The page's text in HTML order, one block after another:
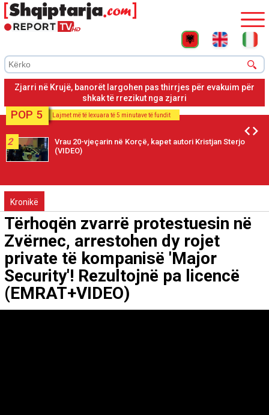
Zjarri në Krujë, banorët largohen pas thirrjes për evakuim për
shkak të rrezikut nga zjarri
POP 5 Lajmet më të lexuara të 5 minutave të fundit
2
Vrau 20-vjeçarin në Korçë, kapet autori Kristjan Sterjo
(VIDEO)
Kronikë
Tërhoqën zvarrë protestuesin në
Zvërnec, arrestohen dy rojet
private të kompanisë 'Major
Security'! Rezultojnë pa licencë
(EMRAT+VIDEO)